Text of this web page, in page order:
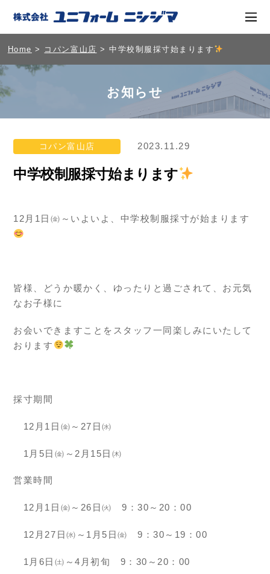
Home > コパン富山店 > 中学校制服採寸始まります
お知らせ
コパン富山店 2023.11.29
中学校制服採寸始まります
12月1日㈮～いよいよ、中学校制服採寸が始まります
皆様、どうか暖かく、ゆったりと過ごされて、お元気
なお子様に
お会いできますことをスタッフ一同楽しみにいたして
おります
採寸期間
12月1日㈮～27日㈬
1月5日㈮～2月15日㈭
営業時間
12月1日㈮～26日㈫ 9：30～20：00
12月27日㈬～1月5日㈮ 9：30～19：00
1月6日㈯～4月初旬 9：30～20：00